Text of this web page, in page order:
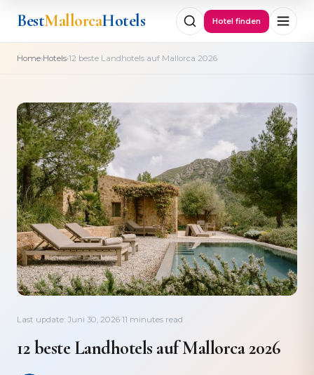
BestMallorcaHotels Hotel finden
Home›Hotels›12 beste Landhotels auf Mallorca 2026
Last update: Juni 30, 2026·11 minutes read
12 beste Landhotels auf Mallorca 2026